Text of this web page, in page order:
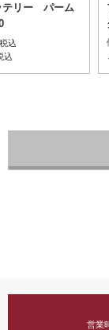
テリー パーム
込
込
営業